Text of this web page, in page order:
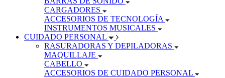
CARGADORES
ACCESORIOS DE TECNOLOGÍA
INSTRUMENTOS MUSICALES
CUIDADO PERSONAL
RASURADORAS Y DEPILADORAS
MAQUILLAJE
CABELLO
ACCESORIOS DE CUIDADO PERSONAL